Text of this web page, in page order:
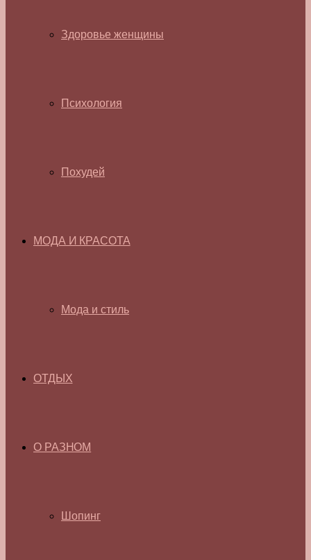
Здоровье женщины
Психология
Похудей
МОДА И КРАСОТА
Мода и стиль
ОТДЫХ
О РАЗНОМ
Шопинг